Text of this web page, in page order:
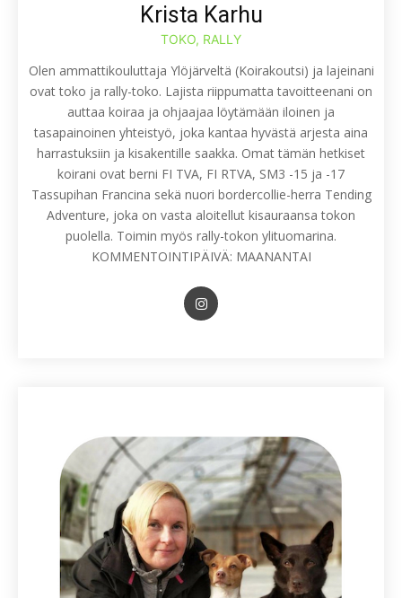
Krista Karhu
TOKO, RALLY
Olen ammattikouluttaja Ylöjärveltä (Koirakoutsi) ja lajeinani
ovat toko ja rally-toko. Lajista riippumatta tavoitteenani on
auttaa koiraa ja ohjaajaa löytämään iloinen ja
tasapainoinen yhteistyö, joka kantaa hyvästä arjesta aina
harrastuksiin ja kisakentille saakka. Omat tämän hetkiset
koirani ovat berni FI TVA, FI RTVA, SM3 -15 ja -17
Tassupihan Francina sekä nuori bordercollie-herra Tending
Adventure, joka on vasta aloitellut kisauraansa tokon
puolella. Toimin myös rally-tokon ylituomarina.
KOMMENTOINTIPÄIVÄ: MAANANTAI